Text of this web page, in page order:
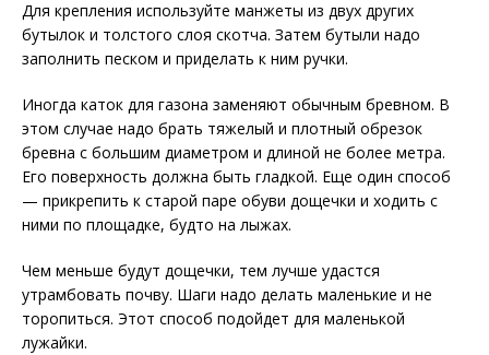
Для крепления используйте манжеты из двух других
бутылок и толстого слоя скотча. Затем бутыли надо
заполнить песком и приделать к ним ручки.
Иногда каток для газона заменяют обычным бревном. В
этом случае надо брать тяжелый и плотный обрезок
бревна с большим диаметром и длиной не более метра.
Его поверхность должна быть гладкой. Еще один способ
— прикрепить к старой паре обуви дощечки и ходить с
ними по площадке, будто на лыжах.
Чем меньше будут дощечки, тем лучше удастся
утрамбовать почву. Шаги надо делать маленькие и не
торопиться. Этот способ подойдет для маленькой
лужайки.